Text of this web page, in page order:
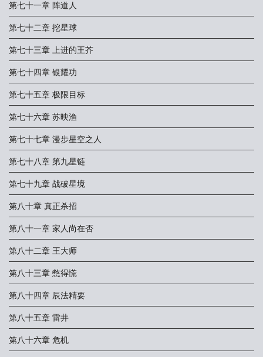
第七十一章 阵道人
第七十二章 挖星球
第七十三章 上进的王芥
第七十四章 银耀功
第七十五章 极限目标
第七十六章 苏映渔
第七十七章 漫步星空之人
第七十八章 第九星链
第七十九章 战破星境
第八十章 真正杀招
第八十一章 家人尚在否
第八十二章 王大师
第八十三章 憋得慌
第八十四章 辰法精要
第八十五章 雷井
第八十六章 危机